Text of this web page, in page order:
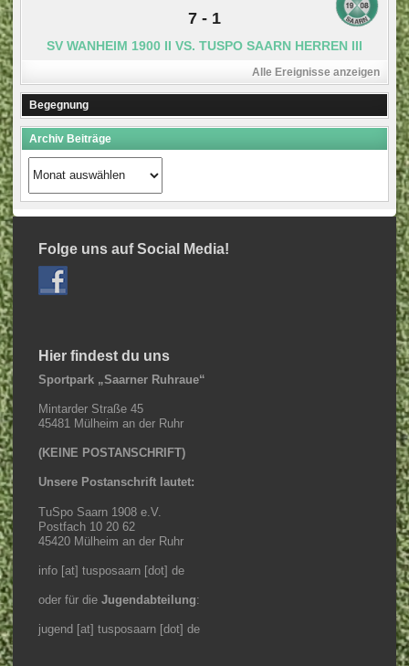
7 - 1
SV WANHEIM 1900 II VS. TUSPO SAARN HERREN III
Alle Ereignisse anzeigen
Begegnung
Archiv Beiträge
Archiv
Beiträge
Folge uns auf Social Media!
Hier findest du uns
Sportpark „Saarner Ruhraue“
Mintarder Straße 45
45481 Mülheim an der Ruhr
(KEINE POSTANSCHRIFT)
Unsere Postanschrift lautet:
TuSpo Saarn 1908 e.V.
Postfach 10 20 62
45420 Mülheim an der Ruhr
info [at] tusposaarn [dot] de
oder für die Jugendabteilung:
jugend [at] tusposaarn [dot] de